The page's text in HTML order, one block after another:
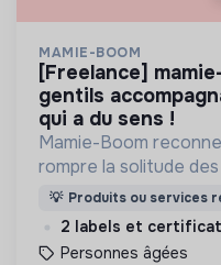
MAMIE-BOOM
[freelance] mamie-boom recrute des
gentils
qui a du sens !
Mamie-Boom
rompre la solitude
visites d'étudiants
💡 Produits ou services
2 labels et
Personnes âgées